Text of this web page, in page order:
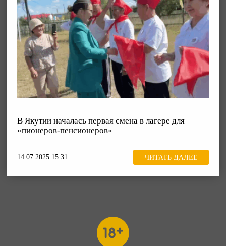
В Якутии началась первая смена в лагере для
«пионеров-пенсионеров»
14.07.2025 15:31 ЧИТАТЬ ДАЛЕЕ